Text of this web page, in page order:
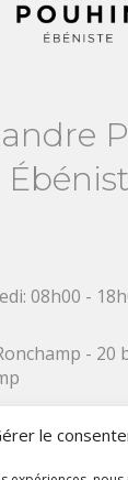
le
08h00 -
- 20
page